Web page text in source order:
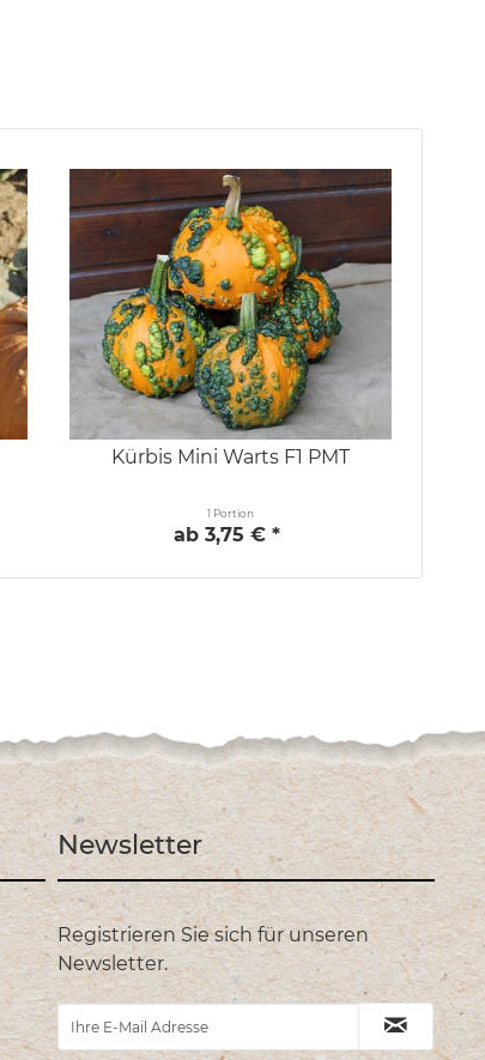
Kürbis Mini Warts F1 PMT
1 Portion
ab 3,75 € *
Newsletter
Registrieren Sie sich für unseren
Newsletter.